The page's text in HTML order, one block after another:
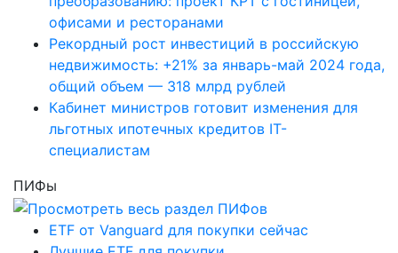
офисами и ресторанами
Рекордный рост инвестиций в российскую
недвижимость: +21% за январь-май 2024 года,
общий объем — 318 млрд рублей
Кабинет министров готовит изменения для
льготных ипотечных кредитов IT-
специалистам
ПИФы
ETF от Vanguard для покупки сейчас